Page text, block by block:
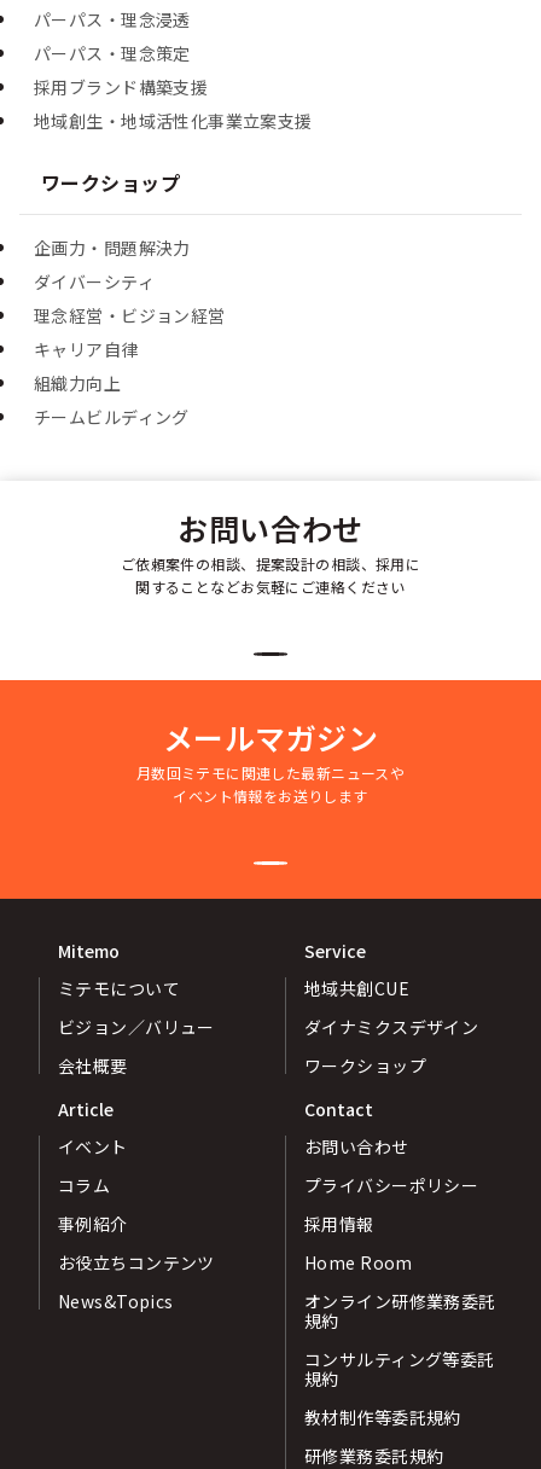
パーパス・理念浸透
パーパス・理念策定
採用ブランド構築支援
地域創生・地域活性化事業立案支援
ワークショップ
企画力・問題解決力
ダイバーシティ
理念経営・ビジョン経営
キャリア自律
組織力向上
チームビルディング
お問い合わせ
ご依頼案件の相談、提案設計の相談、採用に
関することなどお気軽にご連絡ください
メールマガジン
月数回ミテモに関連した最新ニュースや
イベント情報をお送りします
Mitemo
ミテモについて
ビジョン／バリュー
会社概要
Service
地域共創CUE
ダイナミクスデザイン
ワークショップ
Article
イベント
コラム
事例紹介
お役立ちコンテンツ
News&Topics
Contact
お問い合わせ
プライバシーポリシー
採用情報
Home Room
オンライン研修業務委託
規約
コンサルティング等委託
規約
教材制作等委託規約
研修業務委託規約